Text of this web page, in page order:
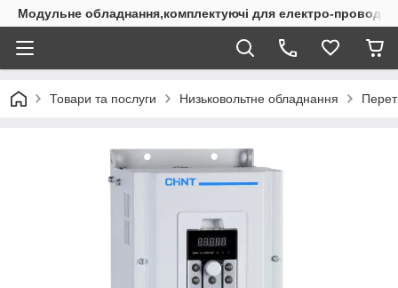
Модульне обладнання,комплектуючі для електро-проводки
Товари та послуги Низьковольтне обладнання